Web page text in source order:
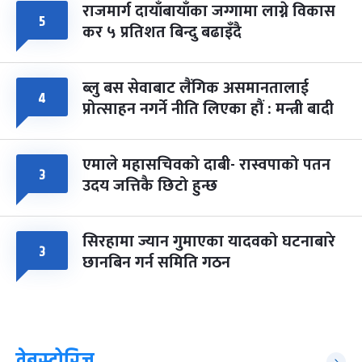
५ राजमार्ग दायाँबायाँका जग्गामा लाग्ने विकास
कर ५ प्रतिशत बिन्दु बढाइँदै
४ ब्लु बस सेवाबाट लैंगिक असमानतालाई
प्रोत्साहन नगर्ने नीति लिएका हौं : मन्त्री बादी
३ एमाले महासचिवको दाबी- रास्वपाको पतन
उदय जत्तिकै छिटो हुन्छ
३ सिरहामा ज्यान गुमाएका यादवको घटनाबारे
छानबिन गर्न समिति गठन